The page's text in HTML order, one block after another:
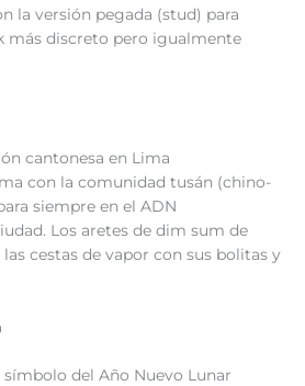
la versión pegada (stud) para
más discreto pero igualmente
cantonesa en Lima
con la comunidad tusán (chino-
siempre en el ADN
Los aretes de dim sum de
las cestas de vapor con sus bolitas y
del Año Nuevo Lunar